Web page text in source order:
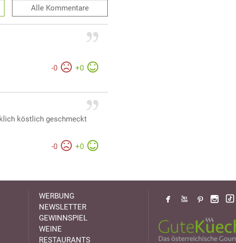
Alle Kommentare
-0 +0
köstlich geschmeckt
-0 +0
WERBUNG
NEWSLETTER
GEWINNSPIEL
WEINE
RESTAURANTS